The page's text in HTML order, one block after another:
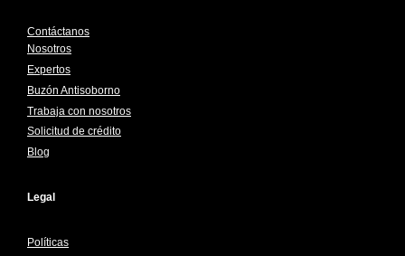
Contáctanos
Nosotros
Expertos
Buzón Antisoborno
Trabaja con nosotros
Solicitud de crédito
Blog
Legal
Políticas